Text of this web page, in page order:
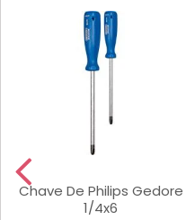
Chave De Philips Gedore
1/4x6